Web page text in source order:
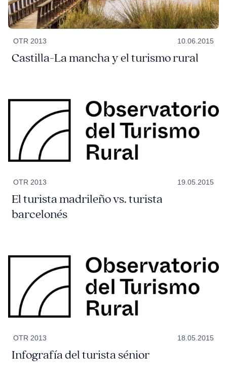
OTR 2013 10.06.2015
Castilla-La mancha y el turismo rural
OTR 2013 19.05.2015
El turista madrileño vs. turista
barcelonés
OTR 2013 18.05.2015
Infografía del turista sénior